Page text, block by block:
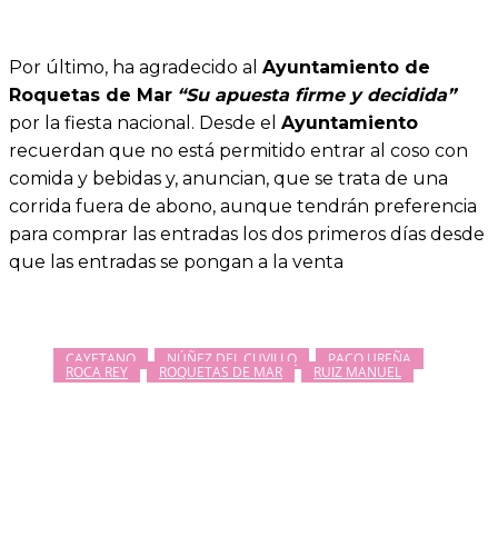
Por último, ha agradecido al Ayuntamiento de
Roquetas de Mar “Su apuesta firme y decidida”
por la fiesta nacional. Desde el Ayuntamiento
recuerdan que no está permitido entrar al coso con
comida y bebidas y, anuncian, que se trata de una
corrida fuera de abono, aunque tendrán preferencia
para comprar las entradas los dos primeros días desde
que las entradas se pongan a la venta
CAYETANO NÚÑEZ DEL CUVILLO PACO UREÑA
ROCA REY ROQUETAS DE MAR RUIZ MANUEL